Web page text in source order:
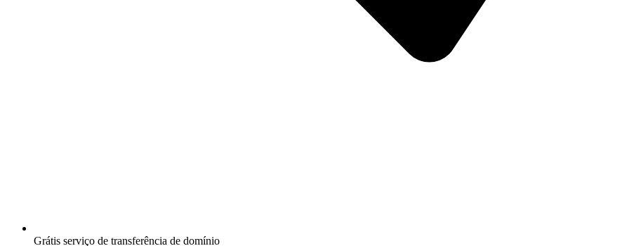
Grátis serviço de transferência de domínio